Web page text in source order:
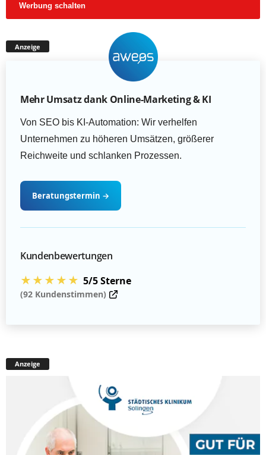
Werbung schalten
Anzeige
Mehr Umsatz dank Online-Marketing & KI
Von SEO bis KI-Automation: Wir verhelfen
Unternehmen zu höheren Umsätzen, größerer
Reichweite und schlanken Prozessen.
Beratungstermin →
Kundenbewertungen
★★★★★ 5/5 Sterne
(92 Kundenstimmen)
Anzeige